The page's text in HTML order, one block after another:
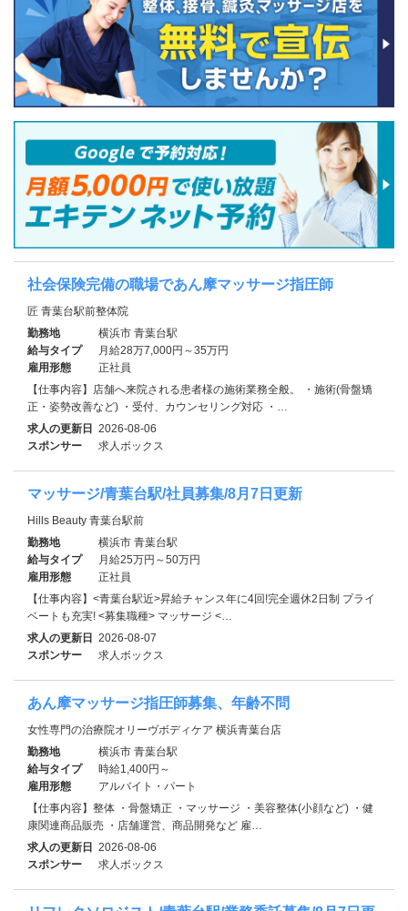
社会保険完備の職場であん摩マッサージ指圧師
匠 青葉台駅前整体院
勤務地
横浜市 青葉台駅
給与タイプ
月給28万7,000円～35万円
雇用形態
正社員
【仕事内容】店舗へ来院される患者様の施術業務全般。 ・施術(骨盤矯
正・姿勢改善など) ・受付、カウンセリング対応 ・…
求人の更新日 2026-08-06
スポンサー
求人ボックス
マッサージ/青葉台駅/社員募集/8月7日更新
Hills Beauty 青葉台駅前
勤務地
横浜市 青葉台駅
給与タイプ
月給25万円～50万円
雇用形態
正社員
【仕事内容】<青葉台駅近>昇給チャンス年に4回!完全週休2日制 プライ
ベートも充実! <募集職種> マッサージ <…
求人の更新日 2026-08-07
スポンサー
求人ボックス
あん摩マッサージ指圧師募集、年齢不問
女性専門の治療院オリーヴボディケア 横浜青葉台店
勤務地
横浜市 青葉台駅
給与タイプ
時給1,400円～
雇用形態
アルバイト・パート
【仕事内容】整体 ・骨盤矯正 ・マッサージ ・美容整体(小顔など) ・健
康関連商品販売 ・店舗運営、商品開発など 雇…
求人の更新日 2026-08-06
スポンサー
求人ボックス